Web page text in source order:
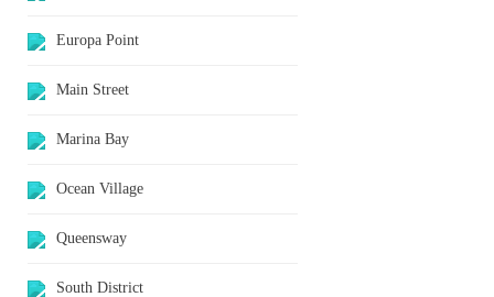
Europa Point
Main Street
Marina Bay
Ocean Village
Queensway
South District